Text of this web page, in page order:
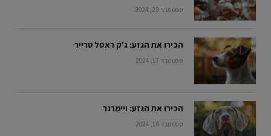
ספטמבר 23, 2024
הכירו את הגזע: ג'ק ראסל טרייר
ספטמבר 17, 2024
הכירו את הגזע: ויימרנר
ספטמבר 16, 2024